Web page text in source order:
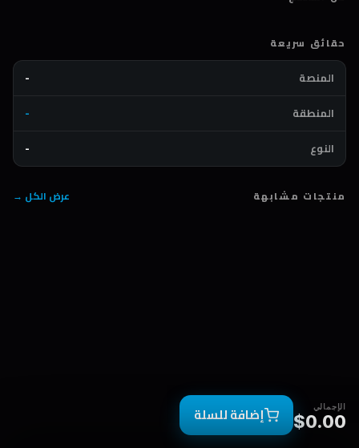
حقائق سريعة
المنصة
-
المنطقة
-
النوع
-
منتجات مشابهة عرض الكل →
الإجمالي
$0.00 إضافة للسلة